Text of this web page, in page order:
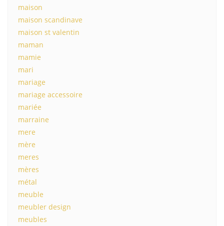
maison
maison scandinave
maison st valentin
maman
mamie
mari
mariage
mariage accessoire
mariée
marraine
mere
mère
meres
mères
métal
meuble
meubler design
meubles